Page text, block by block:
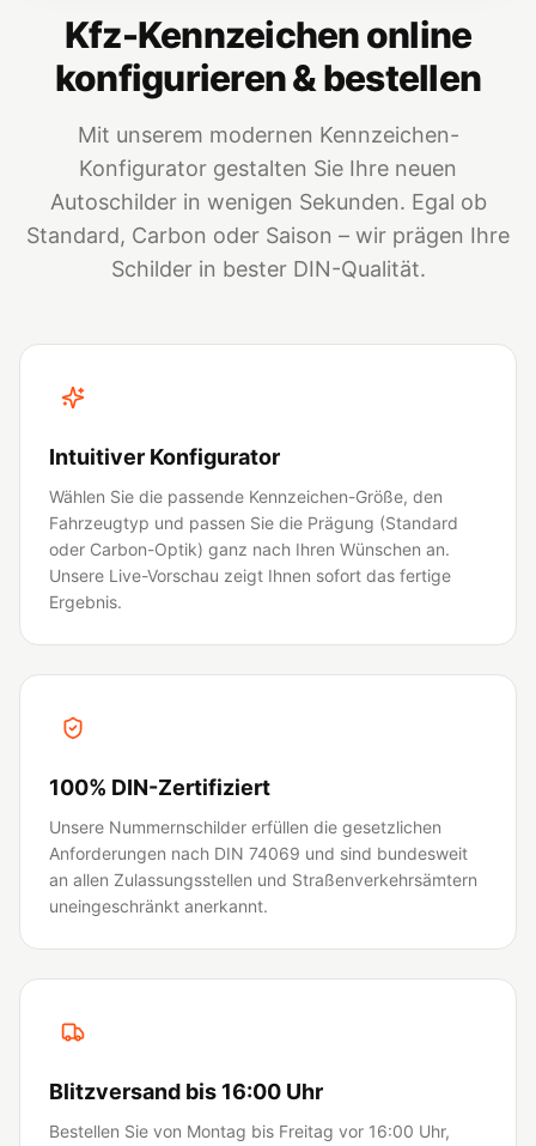
Kfz-Kennzeichen online
konfigurieren & bestellen
Mit unserem modernen Kennzeichen-
Konfigurator gestalten Sie Ihre neuen
Autoschilder in wenigen Sekunden. Egal ob
Standard, Carbon oder Saison – wir prägen Ihre
Schilder in bester DIN-Qualität.
Intuitiver Konfigurator
Wählen Sie die passende Kennzeichen-Größe, den
Fahrzeugtyp und passen Sie die Prägung (Standard
oder Carbon-Optik) ganz nach Ihren Wünschen an.
Unsere Live-Vorschau zeigt Ihnen sofort das fertige
Ergebnis.
100% DIN-Zertifiziert
Unsere Nummernschilder erfüllen die gesetzlichen
Anforderungen nach DIN 74069 und sind bundesweit
an allen Zulassungsstellen und Straßenverkehrsämtern
uneingeschränkt anerkannt.
Blitzversand bis 16:00 Uhr
Bestellen Sie von Montag bis Freitag vor 16:00 Uhr,